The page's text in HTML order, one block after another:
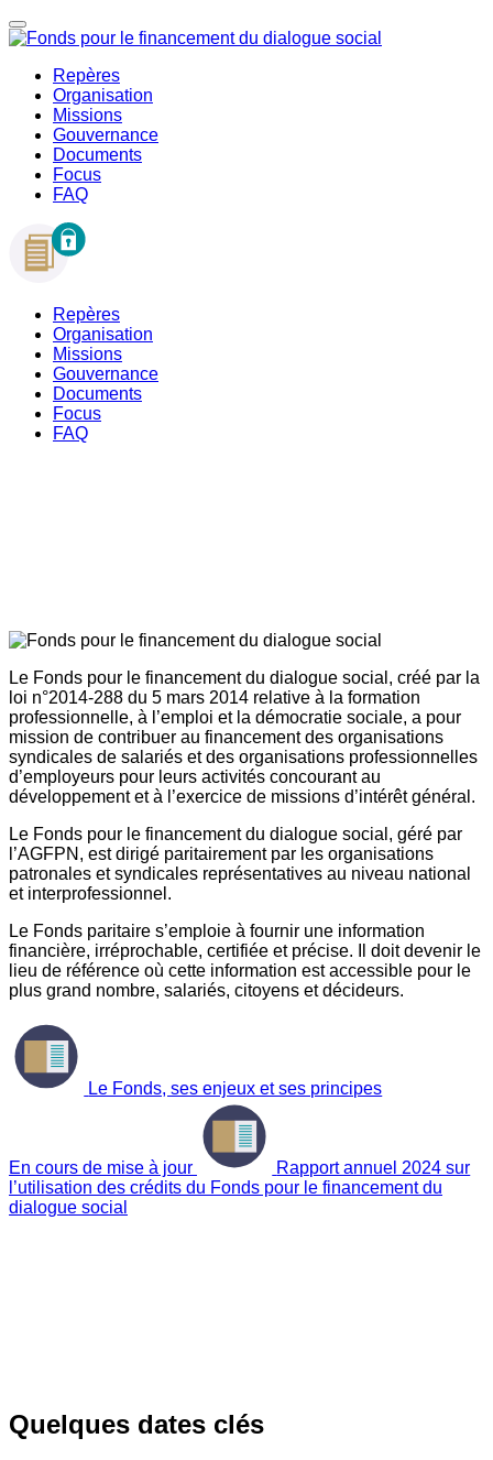
Repères
Organisation
Missions
Gouvernance
Documents
Focus
FAQ
Repères
Organisation
Missions
Gouvernance
Documents
Focus
FAQ
Le Fonds pour le financement du dialogue social, créé par la
loi n°2014-288 du 5 mars 2014 relative à la formation
professionnelle, à l’emploi et la démocratie sociale, a pour
mission de contribuer au financement des organisations
syndicales de salariés et des organisations professionnelles
d’employeurs pour leurs activités concourant au
développement et à l’exercice de missions d’intérêt général.
Le Fonds pour le financement du dialogue social, géré par
l’AGFPN, est dirigé paritairement par les organisations
patronales et syndicales représentatives au niveau national
et interprofessionnel.
Le Fonds paritaire s’emploie à fournir une information
financière, irréprochable, certifiée et précise. Il doit devenir le
lieu de référence où cette information est accessible pour le
plus grand nombre, salariés, citoyens et décideurs.
Le Fonds, ses enjeux et ses principes
En cours de mise à jour
Rapport annuel 2024 sur
l’utilisation des crédits du Fonds pour le financement du
dialogue social
Quelques dates clés